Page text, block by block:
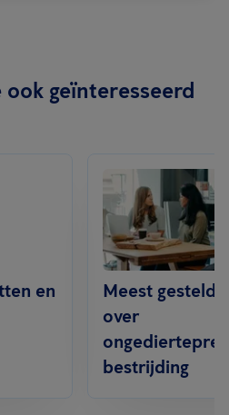
geïnteresseerd
en
Meest
over
bestrijding